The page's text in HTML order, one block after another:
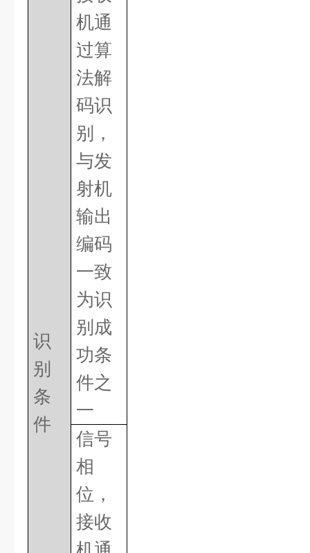
识
别
条
件
机通
过算
法解
码识
别，
与发
射机
输出
编码
一致
为识
别成
功条
件之
一
信号
相
位，
接收